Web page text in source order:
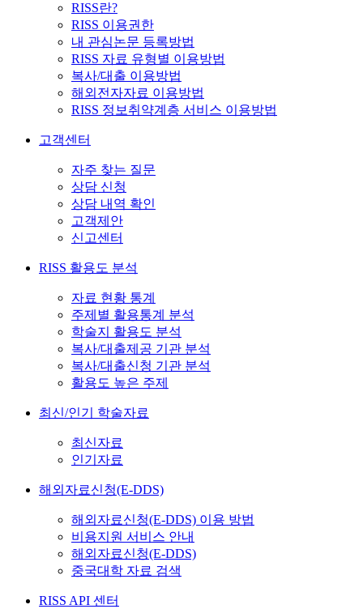
RISS란?
RISS 이용권한
내 관심논문 등록방법
RISS 자료 유형별 이용방법
복사/대출 이용방법
해외전자자료 이용방법
RISS 정보취약계층 서비스 이용방법
고객센터
자주 찾는 질문
상담 신청
상담 내역 확인
고객제안
신고센터
RISS 활용도 분석
자료 현황 통계
주제별 활용통계 분석
학술지 활용도 분석
복사/대출제공 기관 분석
복사/대출신청 기관 분석
활용도 높은 주제
최신/인기 학술자료
최신자료
인기자료
해외자료신청(E-DDS)
해외자료신청(E-DDS) 이용 방법
비용지원 서비스 안내
해외자료신청(E-DDS)
중국대학 자료 검색
RISS API 센터